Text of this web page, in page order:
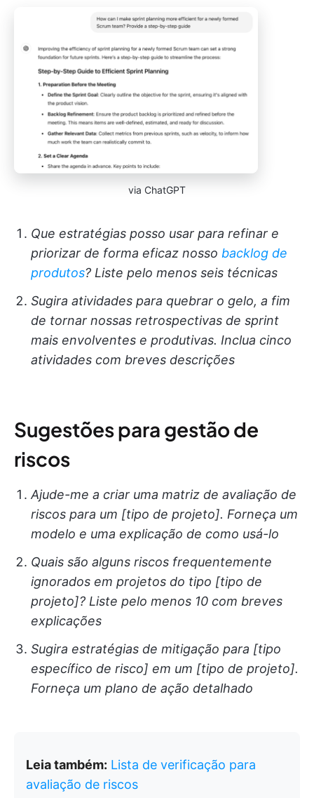
via ChatGPT
Que estratégias posso usar para refinar e
priorizar de forma eficaz nosso backlog de
produtos? Liste pelo menos seis técnicas
Sugira atividades para quebrar o gelo, a fim
de tornar nossas retrospectivas de sprint
mais envolventes e produtivas. Inclua cinco
atividades com breves descrições
Sugestões para gestão de
riscos
Ajude-me a criar uma matriz de avaliação de
riscos para um [tipo de projeto]. Forneça um
modelo e uma explicação de como usá-lo
Quais são alguns riscos frequentemente
ignorados em projetos do tipo [tipo de
projeto]? Liste pelo menos 10 com breves
explicações
Sugira estratégias de mitigação para [tipo
específico de risco] em um [tipo de projeto].
Forneça um plano de ação detalhado
Leia também: Lista de verificação para
avaliação de riscos